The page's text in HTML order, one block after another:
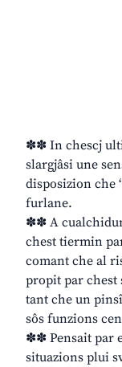
✽✽ In chescj
slargjâsi une
disposizion che
furlane.
✽✽ A
chest tiermin
comant che al
propit par chest
tant che un
sôs funzions
✽✽ Pensait par
situazions plui